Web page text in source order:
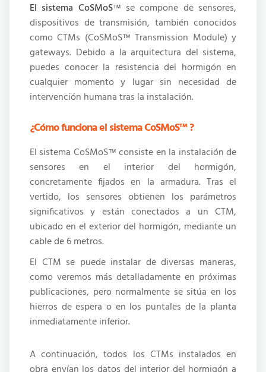
El sistema CoSMoS™
se compone de sensores,
dispositivos de transmisión, también conocidos
como CTMs (CoSMoS™ Transmission Module) y
gateways. Debido a la arquitectura del sistema,
puedes conocer la resistencia del hormigón en
cualquier momento y lugar sin necesidad de
intervención humana tras la instalación.
¿Cómo funciona el sistema CoSMoS™ ?
El sistema CoSMoS™consiste en la instalación de
sensores en el interior del hormigón,
concretamente fijados en la armadura. Tras el
vertido, los sensores obtienen los parámetros
significativos y están conectados a un CTM,
ubicado en el exterior del hormigón, mediante un
cable de 6 metros.
El CTM se puede instalar de diversas maneras,
como veremos más detalladamente en próximas
publicaciones, pero normalmente se sitúa en los
hierros de espera o en los puntales de la planta
inmediatamente inferior.
A continuación, todos los CTMs instalados en